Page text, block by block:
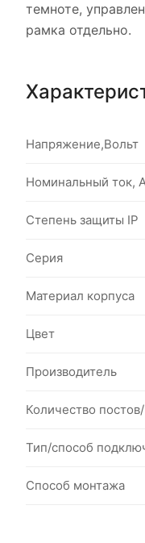
темноте,
рамка отдельно.
Напряжение,Вольт
Номинальный ток,
Степень защиты IP
Серия
Материал корпуса
Цвет
Производитель
Количество
Тип/способ
Способ монтажа